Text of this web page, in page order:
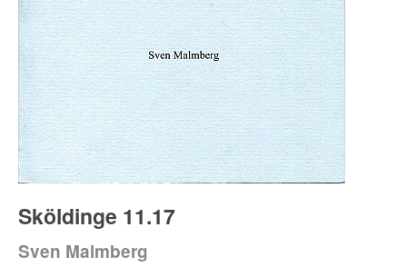
Sköldinge 11.17
Sven Malmberg